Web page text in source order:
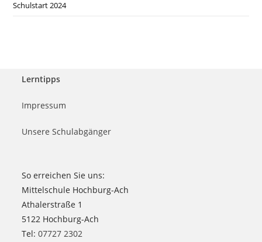
Schulstart 2024
Lerntipps
Impressum
Unsere Schulabgänger
So erreichen Sie uns:
Mittelschule Hochburg-Ach
Athalerstraße 1
5122 Hochburg-Ach
Tel:07727 2302